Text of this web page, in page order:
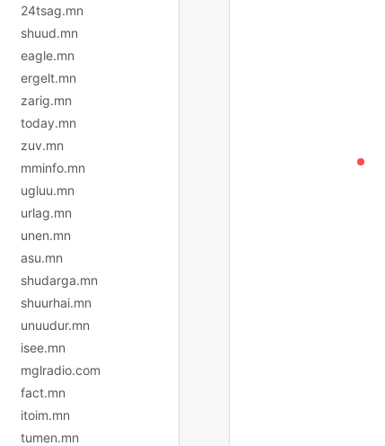
24tsag.mn
shuud.mn
eagle.mn
ergelt.mn
zarig.mn
today.mn
zuv.mn
mminfo.mn
ugluu.mn
urlag.mn
unen.mn
asu.mn
shudarga.mn
shuurhai.mn
unuudur.mn
isee.mn
mglradio.com
fact.mn
itoim.mn
tumen.mn